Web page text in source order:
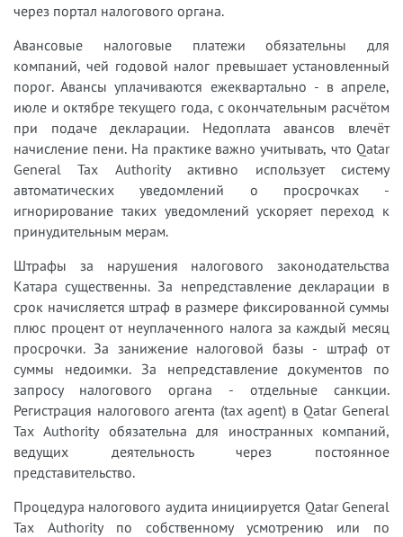
через портал налогового органа.
Авансовые налоговые платежи обязательны для
компаний, чей годовой налог превышает установленный
порог. Авансы уплачиваются ежеквартально - в апреле,
июле и октябре текущего года, с окончательным расчётом
при подаче декларации. Недоплата авансов влечёт
начисление пени. На практике важно учитывать, что Qatar
General Tax Authority активно использует систему
автоматических уведомлений о просрочках -
игнорирование таких уведомлений ускоряет переход к
принудительным мерам.
Штрафы за нарушения налогового законодательства
Катара существенны. За непредставление декларации в
срок начисляется штраф в размере фиксированной суммы
плюс процент от неуплаченного налога за каждый месяц
просрочки. За занижение налоговой базы - штраф от
суммы недоимки. За непредставление документов по
запросу налогового органа - отдельные санкции.
Регистрация налогового агента (tax agent) в Qatar General
Tax Authority обязательна для иностранных компаний,
ведущих деятельность через постоянное
представительство.
Процедура налогового аудита инициируется Qatar General
Tax Authority по собственному усмотрению или по